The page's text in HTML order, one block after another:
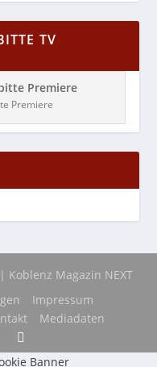
TV
Premiere
Magazin NEXT
Impressum
Mediadaten
Banner